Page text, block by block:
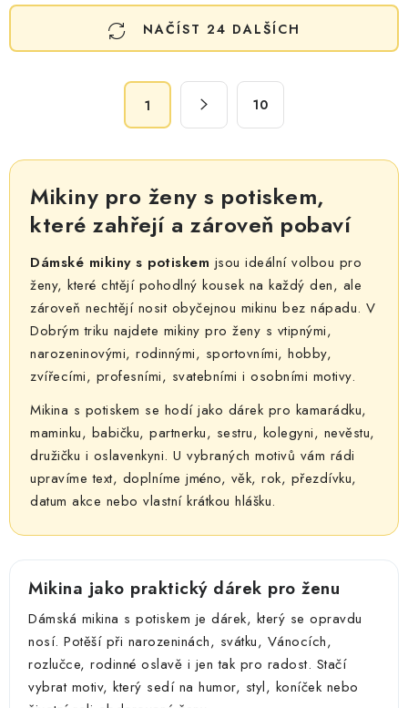
O
v
c
í
NAČÍST 24 DALŠÍCH
á
n
1 10
Mikiny pro ženy s potiskem,
které zahřejí a zároveň pobaví
Dámské mikiny s potiskem jsou ideální volbou pro
ženy, které chtějí pohodlný kousek na každý den, ale
zároveň nechtějí nosit obyčejnou mikinu bez nápadu. V
Dobrým triku najdete mikiny pro ženy s vtipnými,
narozeninovými, rodinnými, sportovními, hobby,
zvířecími, profesními, svatebními i osobními motivy.
Mikina s potiskem se hodí jako dárek pro kamarádku,
maminku, babičku, partnerku, sestru, kolegyni, nevěstu,
družičku i oslavenkyni. U vybraných motivů vám rádi
upravíme text, doplníme jméno, věk, rok, přezdívku,
datum akce nebo vlastní krátkou hlášku.
Mikina jako praktický dárek pro ženu
Dámská mikina s potiskem je dárek, který se opravdu
nosí. Potěší při narozeninách, svátku, Vánocích,
rozlučce, rodinné oslavě i jen tak pro radost. Stačí
vybrat motiv, který sedí na humor, styl, koníček nebo